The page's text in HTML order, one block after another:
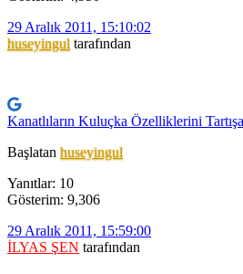
29 Aralık 2011, 15:10:02
huseyingul tarafından
Kanatlıların Kuluçka Özelliklerini
Başlatan huseyingul
Yanıtlar: 10
Gösterim: 9,306
29 Aralık 2011, 15:59:00
İLYAS ŞEN tarafından